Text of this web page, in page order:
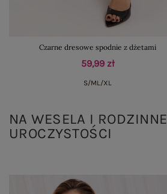
Czarne dresowe spodnie z dżetami
59,99 zł
S/ML/XL
NA WESELA I RODZINNE
UROCZYSTOŚCI